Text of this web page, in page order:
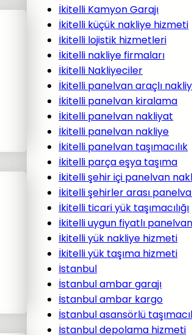
İkitelli Kamyon Garajı
İkitelli küçük nakliye hizmeti
İkitelli lojistik hizmetleri
İkitelli nakliye firmaları
İkitelli Nakliyeciler
İkitelli panelvan araçlı
İkitelli panelvan kiralama
İkitelli panelvan nakliyat
İkitelli panelvan nakliye
İkitelli panelvan taşımacılık
İkitelli parça eşya taşıma
İkitelli şehir içi panelvan
İkitelli şehirler arası
İkitelli ticari yük taşımacılığı
İkitelli uygun fiyatlı
İkitelli yük nakliye hizmeti
İkitelli yük taşıma hizmeti
İstanbul
İstanbul ambar garajı
İstanbul ambar kargo
İstanbul asansörlü
İstanbul depolama hizmeti